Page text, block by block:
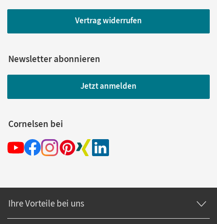
Vertrag widerrufen
Newsletter abonnieren
Jetzt anmelden
Cornelsen bei
Ihre Vorteile bei uns